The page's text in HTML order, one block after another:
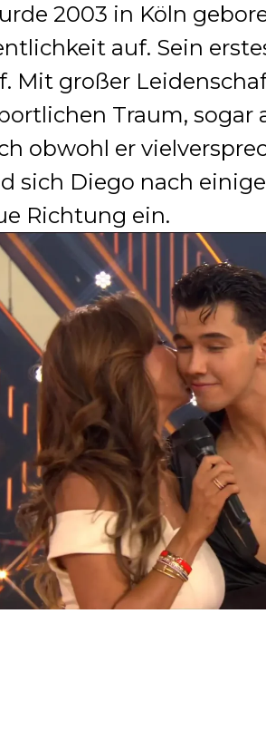
2003 in Köln
auf. Sein
Mit großer
Traum,
obwohl er
sich Diego nach
Richtung ein.